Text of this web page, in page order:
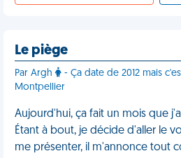
Le piège
Par Argh
- Ça date de 2012 mais
Montpellier
Aujourd'hui, ça fait un mois que
Étant à bout, je décide d'aller le
me présenter, il m'annonce tout